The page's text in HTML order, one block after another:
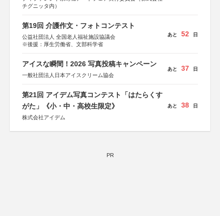
チグニッタ内）
第19回 介護作文・フォトコンテスト
公益社団法人 全国老人福祉施設協議会
※後援：厚生労働省、文部科学省
あと 52 日
アイスな瞬間！2026 写真投稿キャンペーン
一般社団法人日本アイスクリーム協会
あと 37 日
第21回 アイデム写真コンテスト「はたらくす
がた」《小・中・高校生限定》
株式会社アイデム
あと 38 日
PR